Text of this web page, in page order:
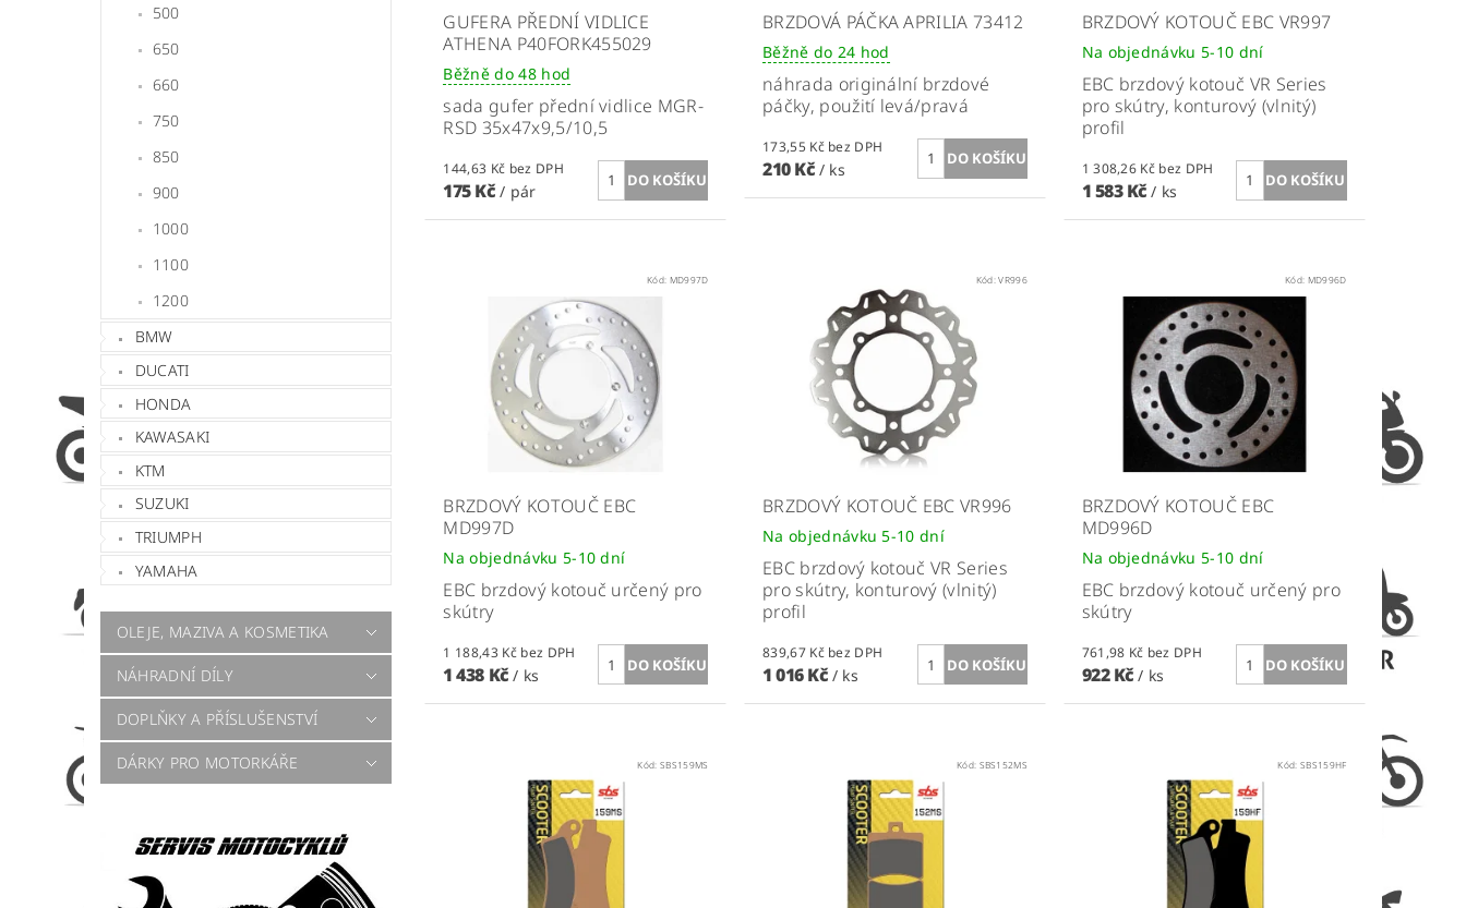
500
650
660
750
850
900
1000
1100
1200
BMW
DUCATI
HONDA
KAWASAKI
KTM
SUZUKI
TRIUMPH
YAMAHA
OLEJE, MAZIVA A KOSMETIKA
NÁHRADNÍ DÍLY
DOPLŇKY A PŘÍSLUŠENSTVÍ
DÁRKY PRO MOTORKÁŘE
GUFERA PŘEDNÍ VIDLICE
ATHENA P40FORK455029
Běžně do 48 hod
sada gufer přední vidlice MGR-
RSD 35x47x9,5/10,5
144,63 Kč bez DPH
175 Kč/ pár
BRZDOVÁ PÁČKA APRILIA 73412
Běžně do 24 hod
náhrada originální brzdové
páčky, použití levá/pravá
173,55 Kč bez DPH
210 Kč / ks
BRZDOVÝ KOTOUČ EBC VR997
Na objednávku 5-10 dní
EBC brzdový kotouč VR Series
pro skútry, konturový (vlnitý)
profil
1 308,26 Kč bez DPH
1 583 Kč/ ks
Kód: MD997D
BRZDOVÝ KOTOUČ EBC
MD997D
Na objednávku 5-10 dní
EBC brzdový kotouč určený pro
skútry
1 188,43 Kč bez DPH
1 438 Kč/ ks
Kód:VR996
BRZDOVÝ KOTOUČ EBC VR996
Na objednávku 5-10 dní
EBC brzdový kotouč VR Series
pro skútry, konturový (vlnitý)
profil
839,67 Kč bez DPH
1 016 Kč / ks
Kód: MD996D
BRZDOVÝ KOTOUČ EBC
MD996D
Na objednávku 5-10 dní
EBC brzdový kotouč určený pro
skútry
761,98 Kč bez DPH
922 Kč/ ks
Kód: SBS159MS Kód: SBS152MS Kód:SBS159HF